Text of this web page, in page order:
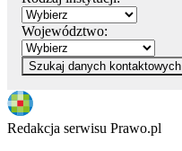
Województwo:
Szukaj danych kontaktowych
Redakcja serwisu Prawo.pl